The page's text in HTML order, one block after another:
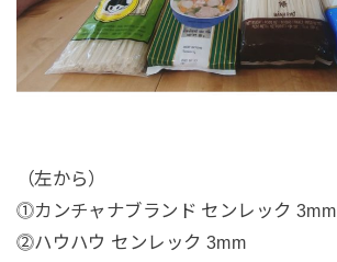
（左から）
⓵カンチャナブランド センレック 3mm
⓶ハウハウ センレック 3mm